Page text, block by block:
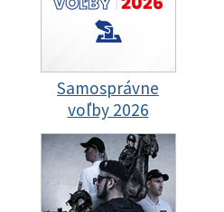
Samosprávne
voľby 2026